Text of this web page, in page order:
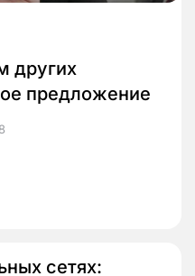
других
предложение
сетях: